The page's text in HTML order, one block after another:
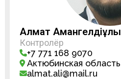
Алмат Амангелдіұлы
Контролёр
+7 771 168 9070
Актюбинская область
almat.ali@mail.ru